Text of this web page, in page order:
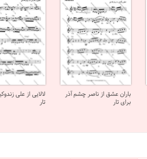
باران عشق از ناصر چشم آذر
برای تار
لالایی از علی
تار